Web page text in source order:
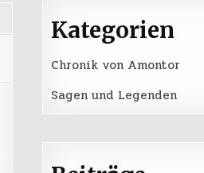
Kategorien
Chronik von Amontor
Sagen und Legenden